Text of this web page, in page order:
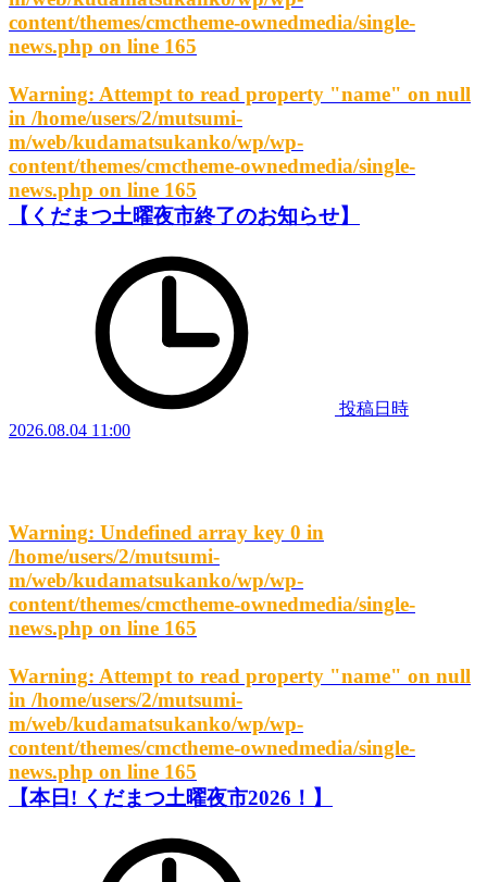
content/themes/cmctheme-ownedmedia/single-
news.php on line 165
Warning: Attempt to read property "name" on null
in /home/users/2/mutsumi-
m/web/kudamatsukanko/wp/wp-
content/themes/cmctheme-ownedmedia/single-
news.php on line 165
【くだまつ土曜夜市終了のお知らせ】
投稿日時
2026.08.04 11:00
Warning: Undefined array key 0 in
/home/users/2/mutsumi-
m/web/kudamatsukanko/wp/wp-
content/themes/cmctheme-ownedmedia/single-
news.php on line 165
Warning: Attempt to read property "name" on null
in /home/users/2/mutsumi-
m/web/kudamatsukanko/wp/wp-
content/themes/cmctheme-ownedmedia/single-
news.php on line 165
【本日! くだまつ土曜夜市2026！】